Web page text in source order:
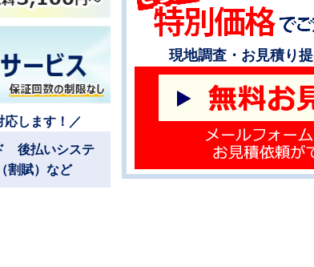
応します！／
後払いシステ
賦）など
現地調査・お見積り